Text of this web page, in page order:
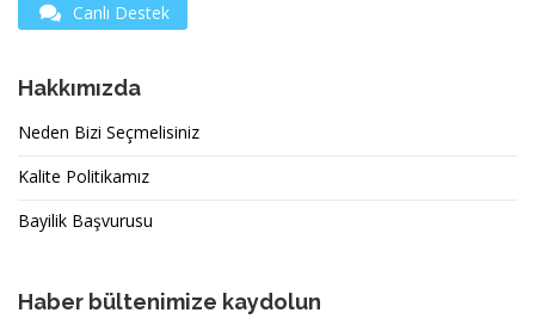
Canlı Destek
Hakkımızda
Neden Bizi Seçmelisiniz
Kalite Politikamız
Bayilik Başvurusu
Haber bültenimize kaydolun